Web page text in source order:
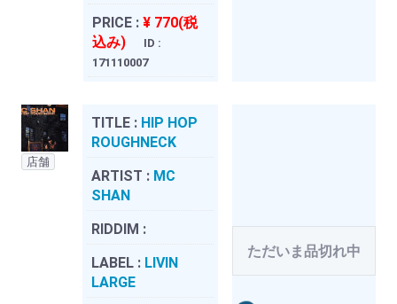
PRICE : ¥ 770(税
込み)
ID :
171110007
店舗
TITLE : HIP HOP
ROUGHNECK
ARTIST : MC
SHAN
RIDDIM :
LABEL : LIVIN
LARGE
ただいま品切れ中